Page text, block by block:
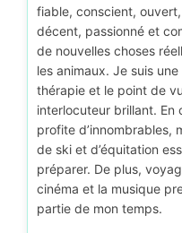
fiable, conscient,
décent, passionné et
de nouvelles choses
les animaux. Je suis
thérapie et le point de
interlocuteur brillant. En
profite d’innombrables,
de ski et d’équitation
préparer. De plus,
cinéma et la musique
partie de mon temps.